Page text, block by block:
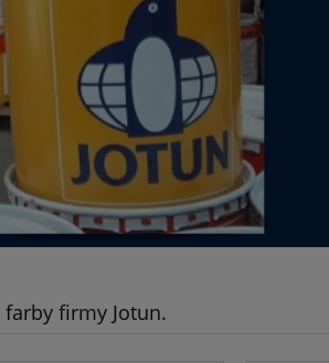
farby firmy Jotun.